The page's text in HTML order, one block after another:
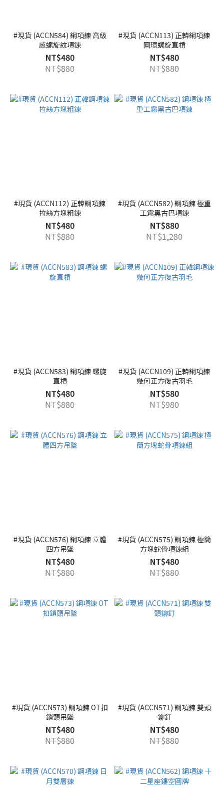
#現貨 (ACCN584) 鋼項鍊 高級
感螺旋紋項鍊
NT$480
NT$880
#現貨 (ACCN113) 正韓鋼項鍊
圓環螺旋直槓
NT$480
NT$880
#現貨 (ACCN112) 正韓鋼項鍊
拉絲方塊粗鍊
NT$480
NT$880
#現貨 (ACCN582) 鋼項鍊 極重
工霧黑古巴項鍊
NT$880
NT$1,280
#現貨 (ACCN583) 鋼項鍊 螺旋
直槓
NT$480
NT$880
#現貨 (ACCN109) 正韓鋼項鍊
幾何正方復古羽毛
NT$580
NT$980
#現貨 (ACCN576) 鋼項鍊 立體
四方吊墜
NT$480
NT$880
#現貨 (ACCN575) 鋼項鍊 極簡
方塊蛇骨項鍊組
NT$480
NT$880
#現貨 (ACCN573) 鋼項鍊 OT扣
鎖頭吊墜
NT$480
NT$880
#現貨 (ACCN571) 鋼項鍊 雙頭
鉚釘
NT$480
NT$880